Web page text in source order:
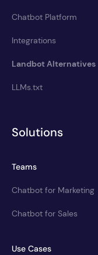
Chatbot Platform
Integrations
Landbot Alternatives
LLMs.txt
Solutions
Teams
Chatbot for Marketing
Chatbot for Sales
Use Cases